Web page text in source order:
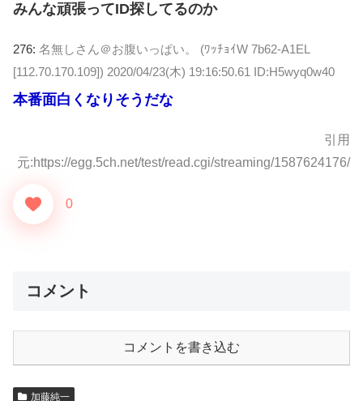
みんな頑張ってID探してるのか
276: 名無しさん＠お腹いっぱい。 (ﾜｯﾁｮｲW 7b62-A1EL
[112.70.170.109]) 2020/04/23(木) 19:16:50.61 ID:H5wyq0w40
本番面白くなりそうだな
引用
元:https://egg.5ch.net/test/read.cgi/streaming/1587624176/
0
コメント
コメントを書き込む
加藤純一